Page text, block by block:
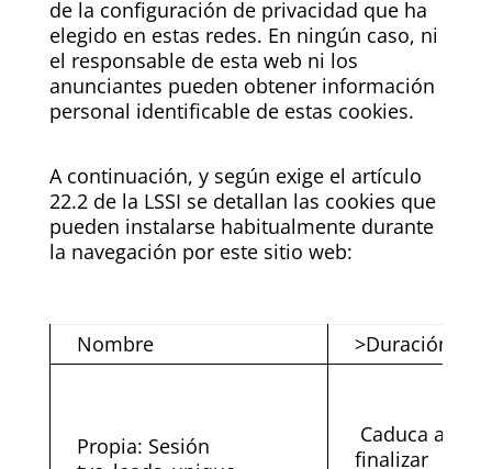
de la configuración de privacidad que ha
elegido en estas redes. En ningún caso, ni
el responsable de esta web ni los
anunciantes pueden obtener información
personal identificable de estas cookies.
A continuación, y según exige el artículo
22.2 de la LSSI se detallan las cookies que
pueden instalarse habitualmente durante
la navegación por este sitio web:
Nombre >Duración
Propia: Sesión
Caduca al
finalizar